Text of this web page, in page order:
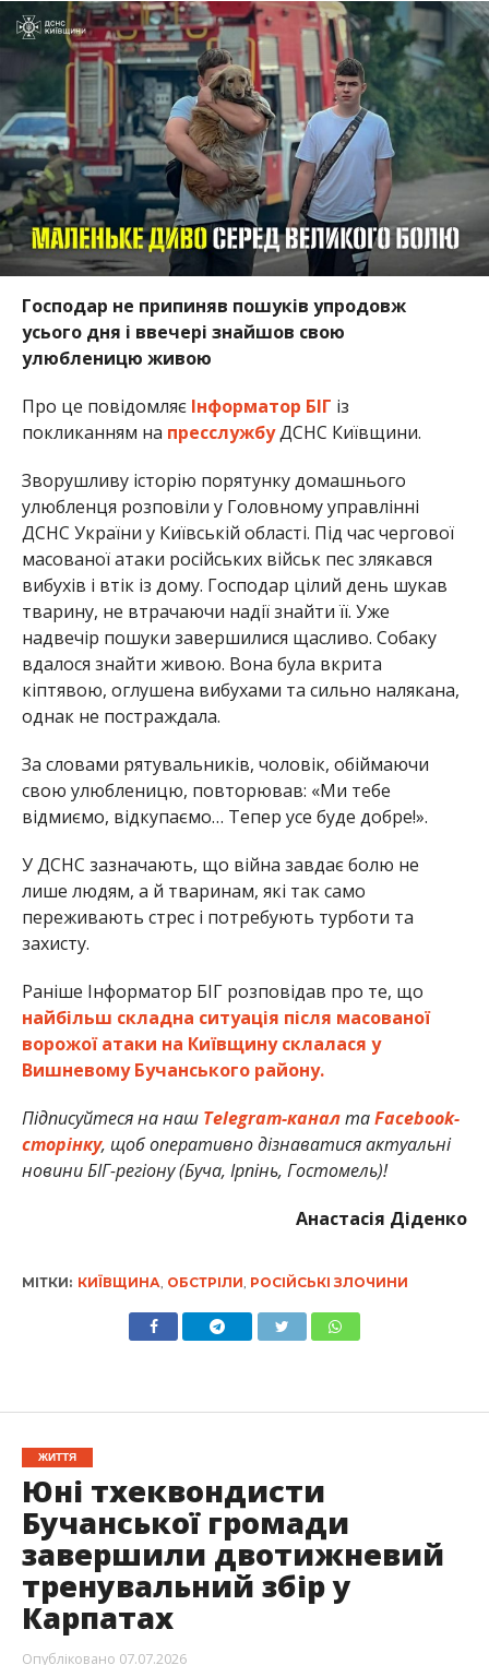
Господар не припиняв пошуків упродовж
усього дня і ввечері знайшов свою
улюбленицю живою
Про це повідомляє Інформатор БІГ із
покликанням на пресслужбуДСНС Київщини.
Зворушливу історію порятунку домашнього
улюбленця розповіли у Головному управлінні
ДСНС України у Київській області. Під час чергової
масованої атаки російських військ пес злякався
вибухів і втік із дому. Господар цілий день шукав
тварину, не втрачаючи надії знайти її. Уже
надвечір пошуки завершилися щасливо. Собаку
вдалося знайти живою. Вона була вкрита
кіптявою, оглушена вибухами та сильно налякана,
однак не постраждала.
За словами рятувальників, чоловік, обіймаючи
свою улюбленицю, повторював: «Ми тебе
відмиємо, відкупаємо… Тепер усе буде добре!».
У ДСНС зазначають, що війна завдає болю не
лише людям, а й тваринам, які так само
переживають стрес і потребують турботи та
захисту.
Раніше Інформатор БІГ розповідав про те, що
найбільш складна ситуація після масованої
ворожої атаки на Київщину склалася у
Вишневому Бучанського району.
Підписуйтеся на наш Telegram-каналтаFacebook-
сторінку, щоб оперативно дізнаватися актуальні
новини БІГ-регіону (Буча, Ірпінь, Гостомель)!
Анастасія Діденко
МІТКИ: КИЇВЩИНА ОБСТРІЛИ РОСІЙСЬКІ ЗЛОЧИНИ
ЖИТТЯ
Юні тхеквондисти
Бучанської громади
завершили двотижневий
тренувальний збір у
Карпатах
Опубліковано 07.07.2026